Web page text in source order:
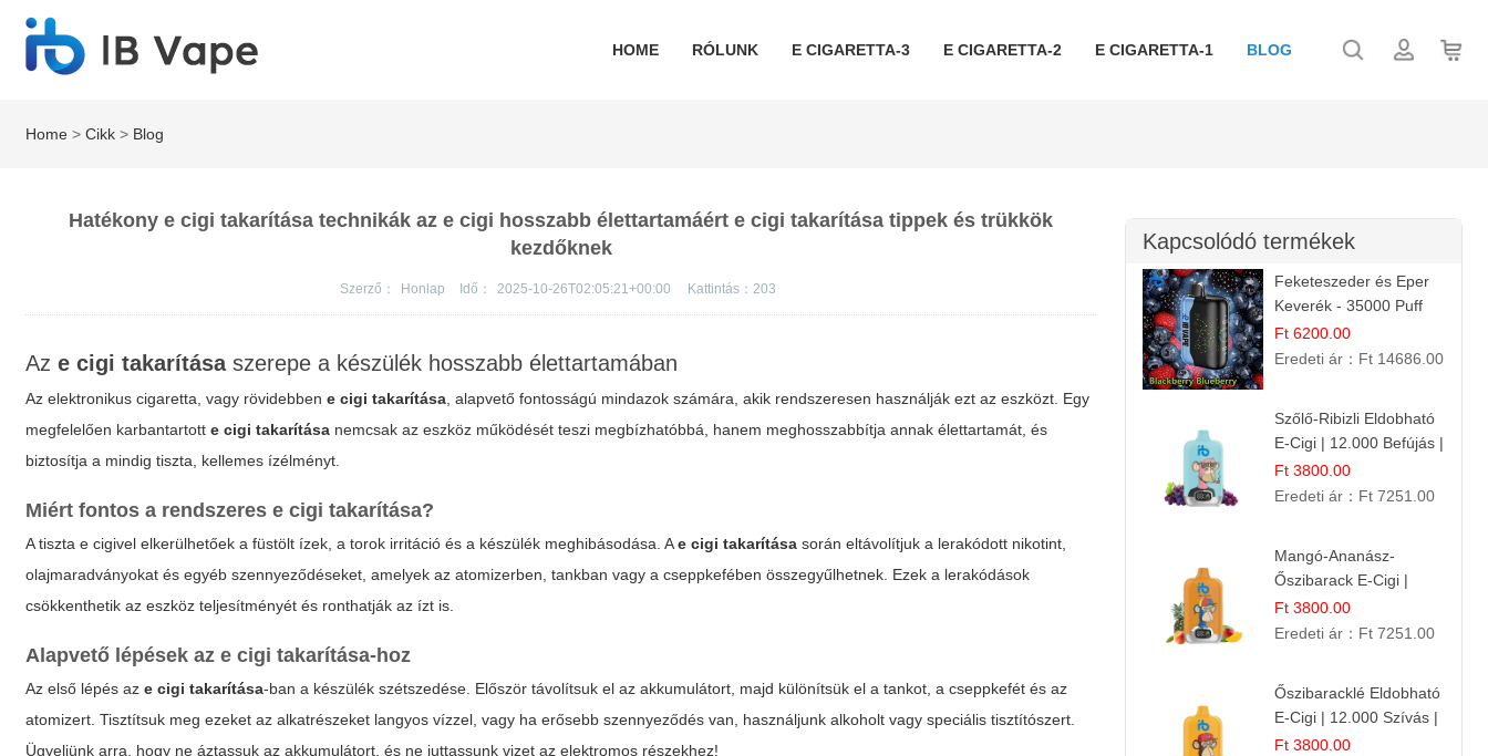
HOME RÓLUNK E CIGARETTA-3 E CIGARETTA-2 E CIGARETTA-1 BLOG
Home >Cikk > Blog
Hatékony e cigi takarítása technikák az e cigi hosszabb élettartamáért e cigi takarítása tippek és trükkök
kezdőknek
Szerző： Honlap Idő： 2025-10-26T02:05:21+00:00 Kattintás：203
Aze cigi takarításaszerepe a készülék hosszabb élettartamában
Az elektronikus cigaretta, vagy rövidebbene cigi takarítása , alapvető fontosságú mindazok számára, akik rendszeresen használják ezt az eszközt. Egy
megfelelően karbantartotte cigi takarítása nemcsak az eszköz működését teszi megbízhatóbbá, hanem meghosszabbítja annak élettartamát, és
biztosítja a mindig tiszta, kellemes ízélményt.
Miért fontos a rendszerese cigi takarítása?
Atiszta e cigivel elkerülhetőek a füstölt ízek, a torok irritáció és a készülék meghibásodása. Ae cigi takarítása során eltávolítjuk a lerakódott nikotint,
olajmaradványokat és egyéb szennyeződéseket, amelyek az atomizerben, tankban vagy a cseppkefében összegyűlhetnek. Ezek a lerakódások
csökkenthetik az eszköz teljesítményét és ronthatják az ízt is.
Alapvető lépések aze cigi takarítása-hoz
Az első lépés aze cigi takarítása-ban a készülék szétszedése. Először távolítsuk el az akkumulátort, majd különítsük el a tankot, a cseppkefét és az
atomizert. Tisztítsuk meg ezeket az alkatrészeket langyos vízzel, vagy ha erősebb szennyeződés van, használjunk alkoholt vagy speciális tisztítószert.
Ügyeljünk arra, hogy ne áztassuk az akkumulátort, és ne juttassunk vizet az elektromos részekhez!
Kapcsolódó termékek
Feketeszeder és Eper
Keverék - 35000 Puff
Eldobható Vape | Ízletes
Gyümölcsökombináció!
Ft 6200.00
Eredeti ár： Ft 14686.00
Szőlő-Ribizli Eldobható
E-Cigi | 12.000 Befújás |
Friss Gyümölcs Íz
Ft 3800.00
Eredeti ár： Ft 7251.00
Mangó-Ananász-
Őszibarack E-Cigi |
12.000 Befújás |
Tropikus Gyümölcs Íz
Ft 3800.00
Eredeti ár： Ft 7251.00
Őszibaracklé Eldobható
E-Cigi | 12.000 Szívás |
Frissítő Barack Íz
Ft 3800.00